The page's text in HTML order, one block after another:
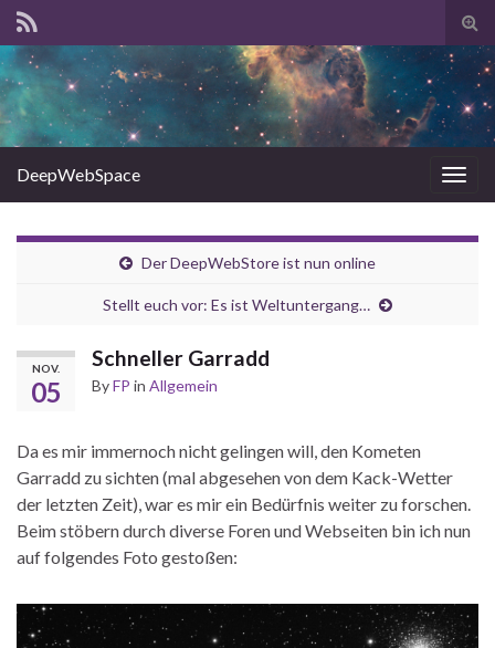
DeepWebSpace
Der DeepWebStore ist nun online
Stellt euch vor: Es ist Weltuntergang…
NOV.
05
Schneller Garradd
ByFP in Allgemein
Da es mir immernoch nicht gelingen will, den Kometen
Garradd zu sichten (mal abgesehen von dem Kack-Wetter
der letzten Zeit), war es mir ein Bedürfnis weiter zu forschen.
Beim stöbern durch diverse Foren und Webseiten bin ich nun
auf folgendes Foto gestoßen: